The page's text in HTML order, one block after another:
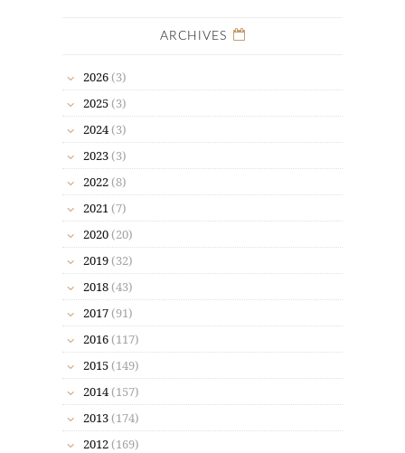
ARCHIVES
2026 (3)
2025 (3)
2024 (3)
2023 (3)
2022 (8)
2021 (7)
2020 (20)
2019 (32)
2018 (43)
2017 (91)
2016 (117)
2015 (149)
2014 (157)
2013 (174)
2012 (169)